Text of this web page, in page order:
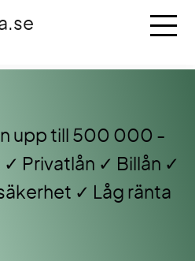
upp till 500 000 -
Privatlån ✓ Billån ✓
✓ Låg ränta